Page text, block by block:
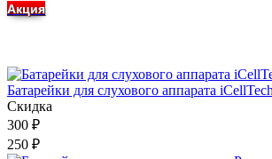
Акция
Батарейки для слухового аппарата
Скидка
300 ₽
250 ₽